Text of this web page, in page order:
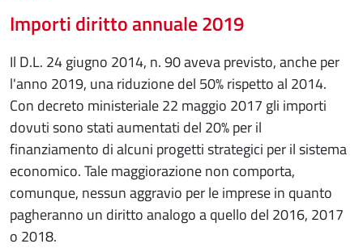
Importi diritto annuale 2019
Il D.L. 24 giugno 2014, n. 90 aveva previsto, anche per
l'anno 2019, una riduzione del 50% rispetto al 2014.
Con decreto ministeriale 22 maggio 2017 gli importi
dovuti sono stati aumentati del 20% per il
finanziamento di alcuni progetti strategici per il sistema
economico. Tale maggiorazione non comporta,
comunque, nessun aggravio per le imprese in quanto
pagheranno un diritto analogo a quello del 2016, 2017
o 2018.